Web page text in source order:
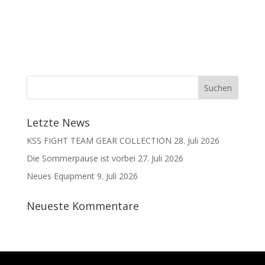
Letzte News
KSS FIGHT TEAM GEAR COLLECTION 28. Juli 2026
Die Sommerpause ist vorbei 27. Juli 2026
Neues Equipment 9. Juli 2026
Neueste Kommentare